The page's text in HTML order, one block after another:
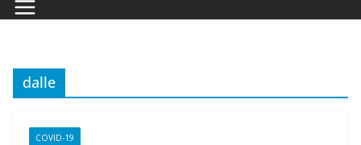
dalle
COVID-19